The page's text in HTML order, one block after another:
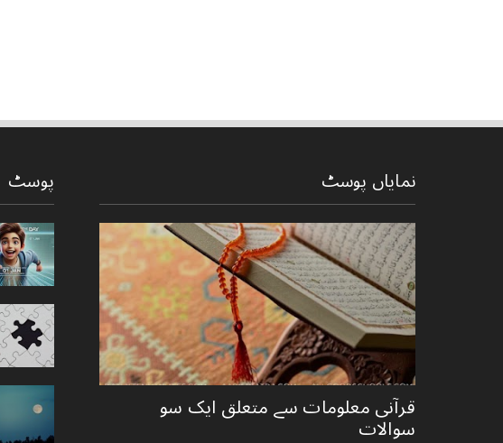
نمایاں پوسٹ
قرآنی ‏معلومات ‏سے ‏متعلق ‏ایک ‏سو
‏سوالات ‏
پوسٹ